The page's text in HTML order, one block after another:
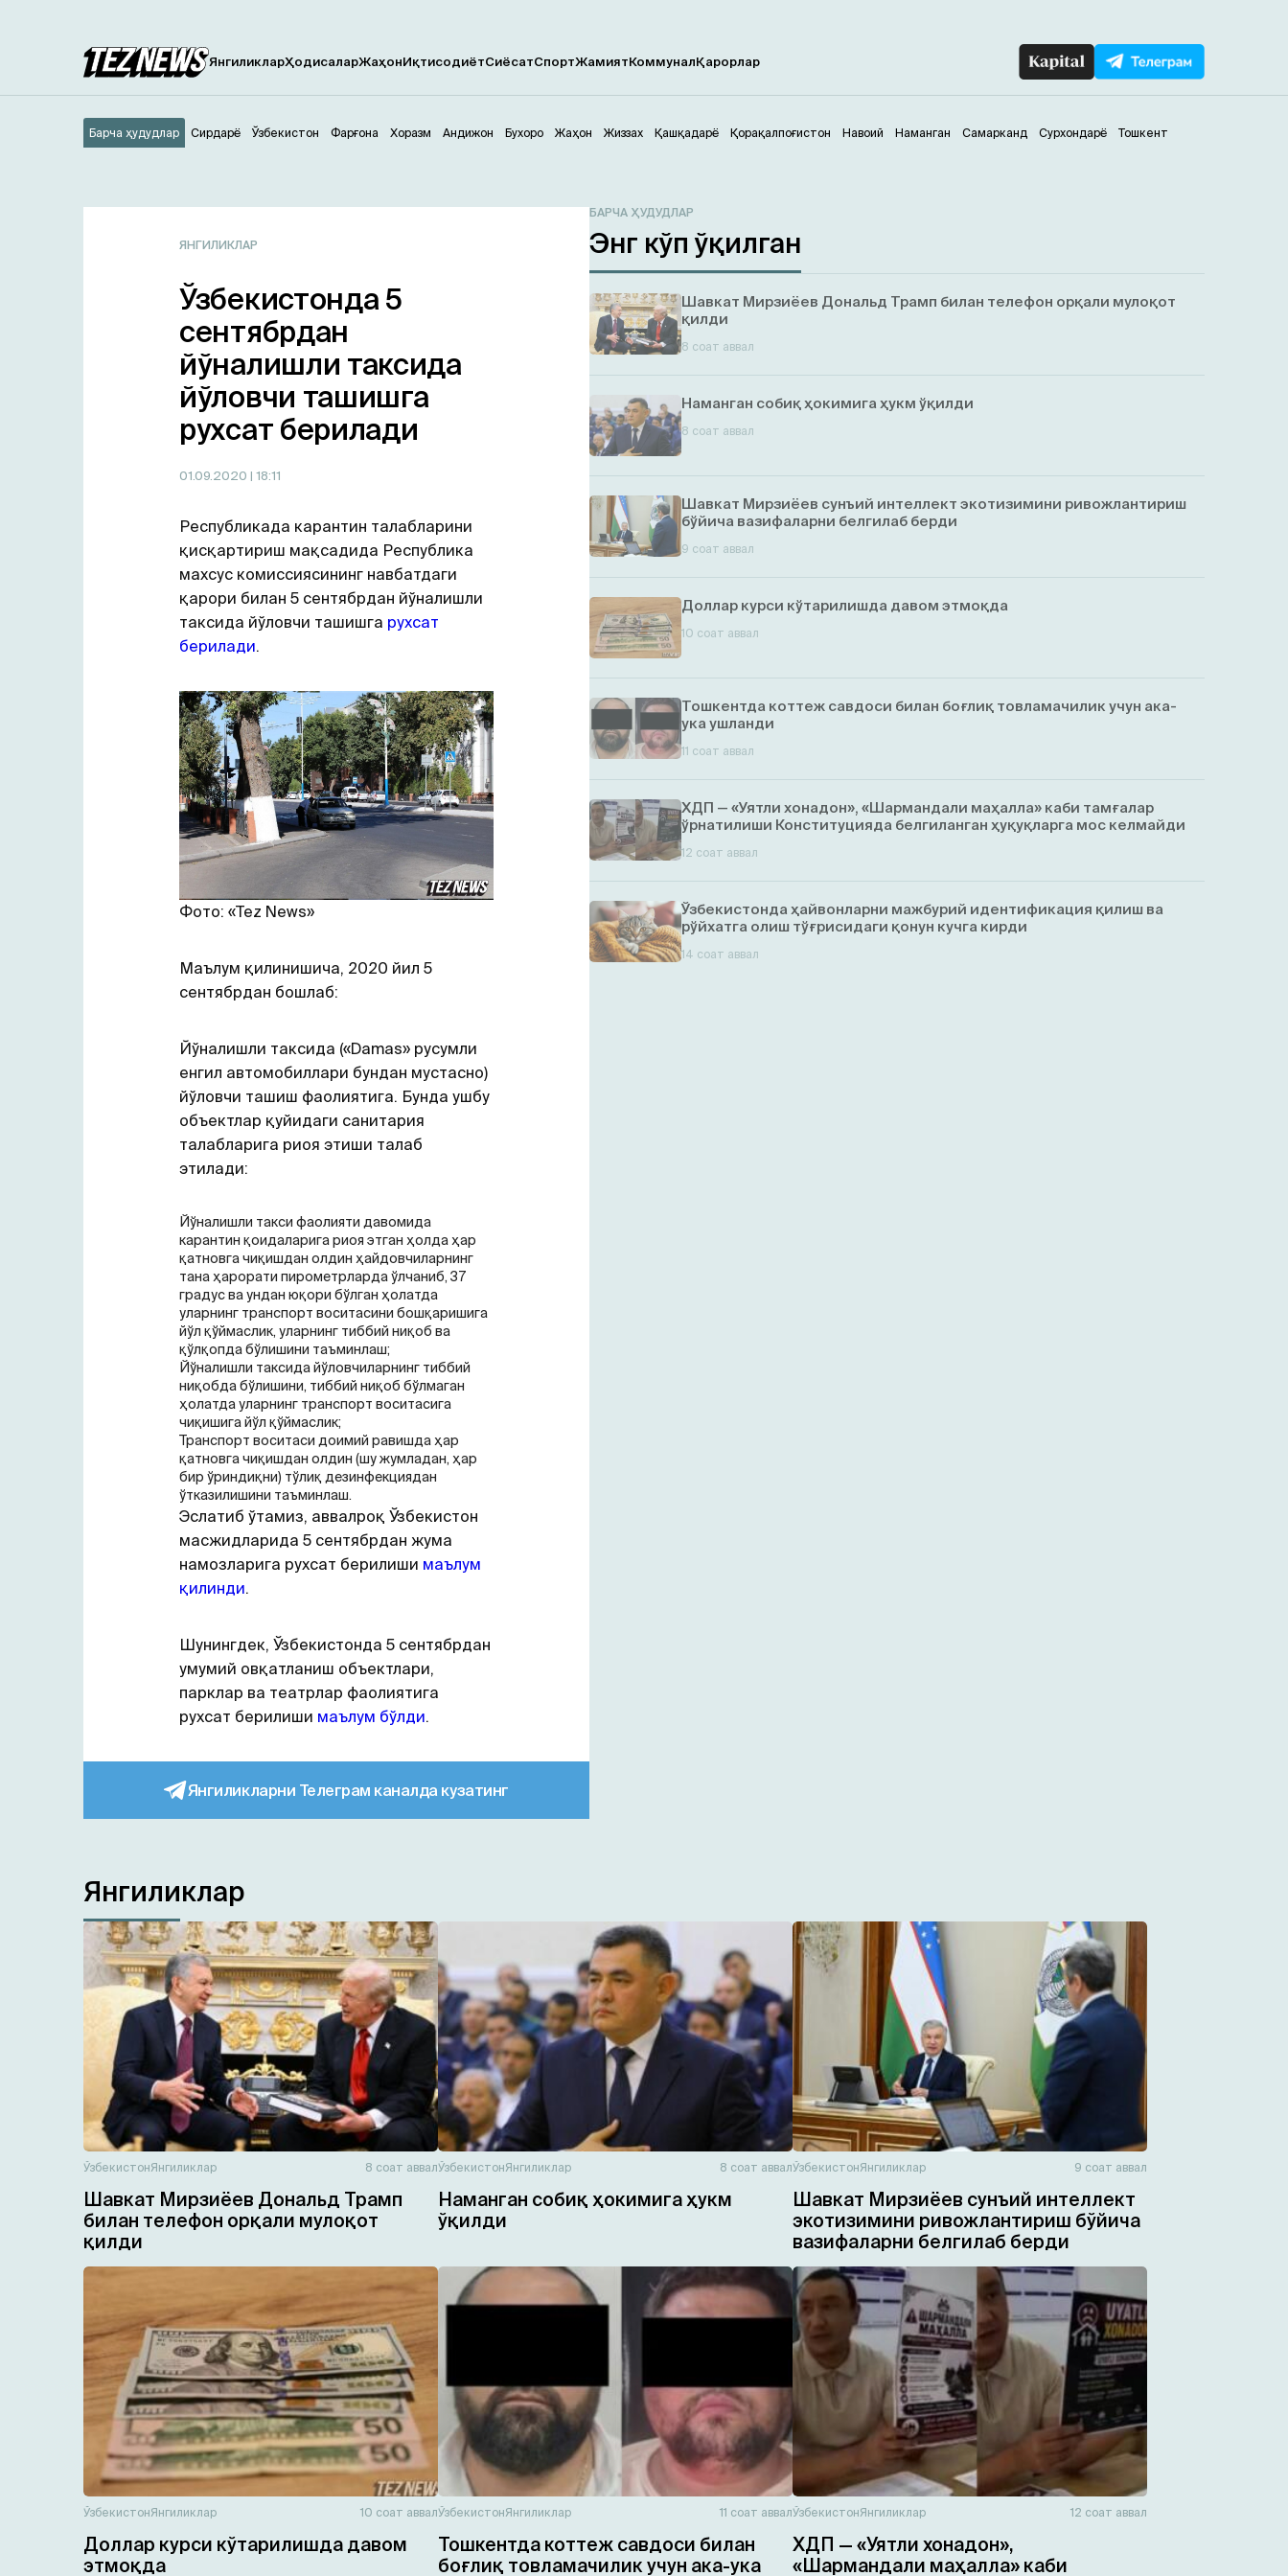
ЯнгиликларҲодисаларЖаҳонИқтисодиётСиёсатСпортЖамиятКоммуналҚарорлар
Андижон
Барча ҳудудлар Бухоро Жаҳон Жиззах Қашқадарё Қорақалпоғистон Навоий Наманган Самарканд
Сирдарё Сурхондарё Тошкент
Ўзбекистон Фарғона Хоразм
ЯНГИЛИКЛАР
Ўзбекистонда 5
сентябрдан
йўналишли таксида
йўловчи ташишга
рухсат берилади
01.09.2020 | 18:11
Республикада карантин талабларини
қисқартириш мақсадида Республика
махсус комиссиясининг навбатдаги
қарори билан 5 сентябрдан йўналишли
таксида йўловчи ташишга рухсат
берилади.
Фото: «Tez News»
Маълум қилинишича, 2020 йил 5
сентябрдан бошлаб:
Йўналишли таксида («Damas» русумли
енгил автомобиллари бундан мустасно)
йўловчи ташиш фаолиятига. Бунда ушбу
объектлар қуйидаги санитария
талабларига риоя этиши талаб
этилади:
Йўналишли такси фаолияти давомида
карантин қоидаларига риоя этган ҳолда ҳар
қатновга чиқишдан олдин ҳайдовчиларнинг
тана ҳарорати пирометрларда ўлчаниб, 37
градус ва ундан юқори бўлган ҳолатда
уларнинг транспорт воситасини бошқаришига
йўл қўймаслик, уларнинг тиббий ниқоб ва
қўлқопда бўлишини таъминлаш;
Йўналишли таксида йўловчиларнинг тиббий
ниқобда бўлишини, тиббий ниқоб бўлмаган
ҳолатда уларнинг транспорт воситасига
чиқишига йўл қўймаслик;
Транспорт воситаси доимий равишда ҳар
қатновга чиқишдан олдин (шу жумладан, ҳар
бир ўриндиқни) тўлиқ дезинфекциядан
ўтказилишини таъминлаш.
Эслатиб ўтамиз, аввалроқ Ўзбекистон
масжидларида 5 сентябрдан жума
намозларига рухсат берилиши маълум
қилинди.
Шунингдек, Ўзбекистонда 5 сентябрдан
умумий овқатланиш объектлари,
парклар ва театрлар фаолиятига
рухсат берилиши маълум бўлди.
Янгиликларни Телеграм каналда кузатинг
БАРЧА ҲУДУДЛАР
Энг кўп ўқилган
Шавкат Мирзиёев Дональд Трамп билан телефон орқали мулоқот
қилди
8 соат аввал
Наманган собиқ ҳокимига ҳукм ўқилди
8 соат аввал
Шавкат Мирзиёев сунъий интеллект экотизимини ривожлантириш
бўйича вазифаларни белгилаб берди
9 соат аввал
Доллар курси кўтарилишда давом этмоқда
10 соат аввал
Тошкентда коттеж савдоси билан боғлиқ товламачилик учун ака-
ука ушланди
11 соат аввал
ХДП — «Уятли хонадон», «Шармандали маҳалла» каби тамғалар
ўрнатилиши Конституцияда белгиланган ҳуқуқларга мос келмайди
12 соат аввал
Ўзбекистонда ҳайвонларни мажбурий идентификация қилиш ва
рўйхатга олиш тўғрисидаги қонун кучга кирди
14 соат аввал
Янгиликлар
ЎзбекистонЯнгиликлар 8 соат аввал
Шавкат Мирзиёев Дональд Трамп
билан телефон орқали мулоқот
қилди
ЎзбекистонЯнгиликлар 8 соат аввал
Наманган собиқ ҳокимига ҳукм
ўқилди
ЎзбекистонЯнгиликлар 9 соат аввал
Шавкат Мирзиёев сунъий интеллект
экотизимини ривожлантириш бўйича
вазифаларни белгилаб берди
ЎзбекистонЯнгиликлар 10 соат аввал
Доллар курси кўтарилишда давом
этмоқда
ЎзбекистонЯнгиликлар 11 соат аввал
Тошкентда коттеж савдоси билан
боғлиқ товламачилик учун ака-ука
ЎзбекистонЯнгиликлар 12 соат аввал
ХДП — «Уятли хонадон»,
«Шармандали маҳалла» каби